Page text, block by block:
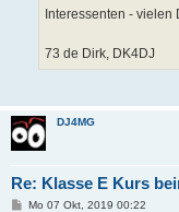
Interessenten - vielen
73 de Dirk, DK4DJ
DJ4MG
Re: Klasse E Kurs
BMo 07 Okt, 2019 00:22